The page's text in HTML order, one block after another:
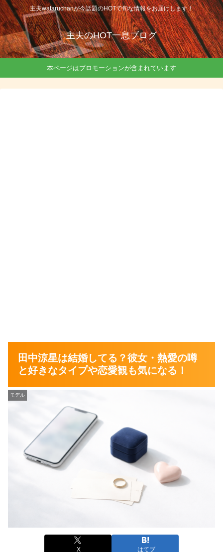
主夫wataruchanが今話題のHOTで旬な情報をお届けします！
主夫のHOT一息ブログ
本ページはプロモーションが含まれています
田中涼星は結婚してる？彼女・熱愛の噂
と好きなタイプや恋愛観も気になる！
モデル
X はてブ